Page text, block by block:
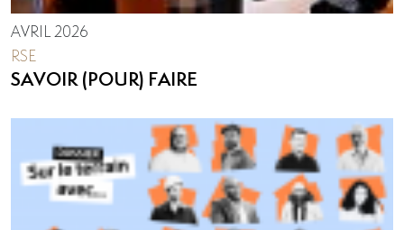
AVRIL 2026
RSE
SAVOIR (POUR) FAIRE